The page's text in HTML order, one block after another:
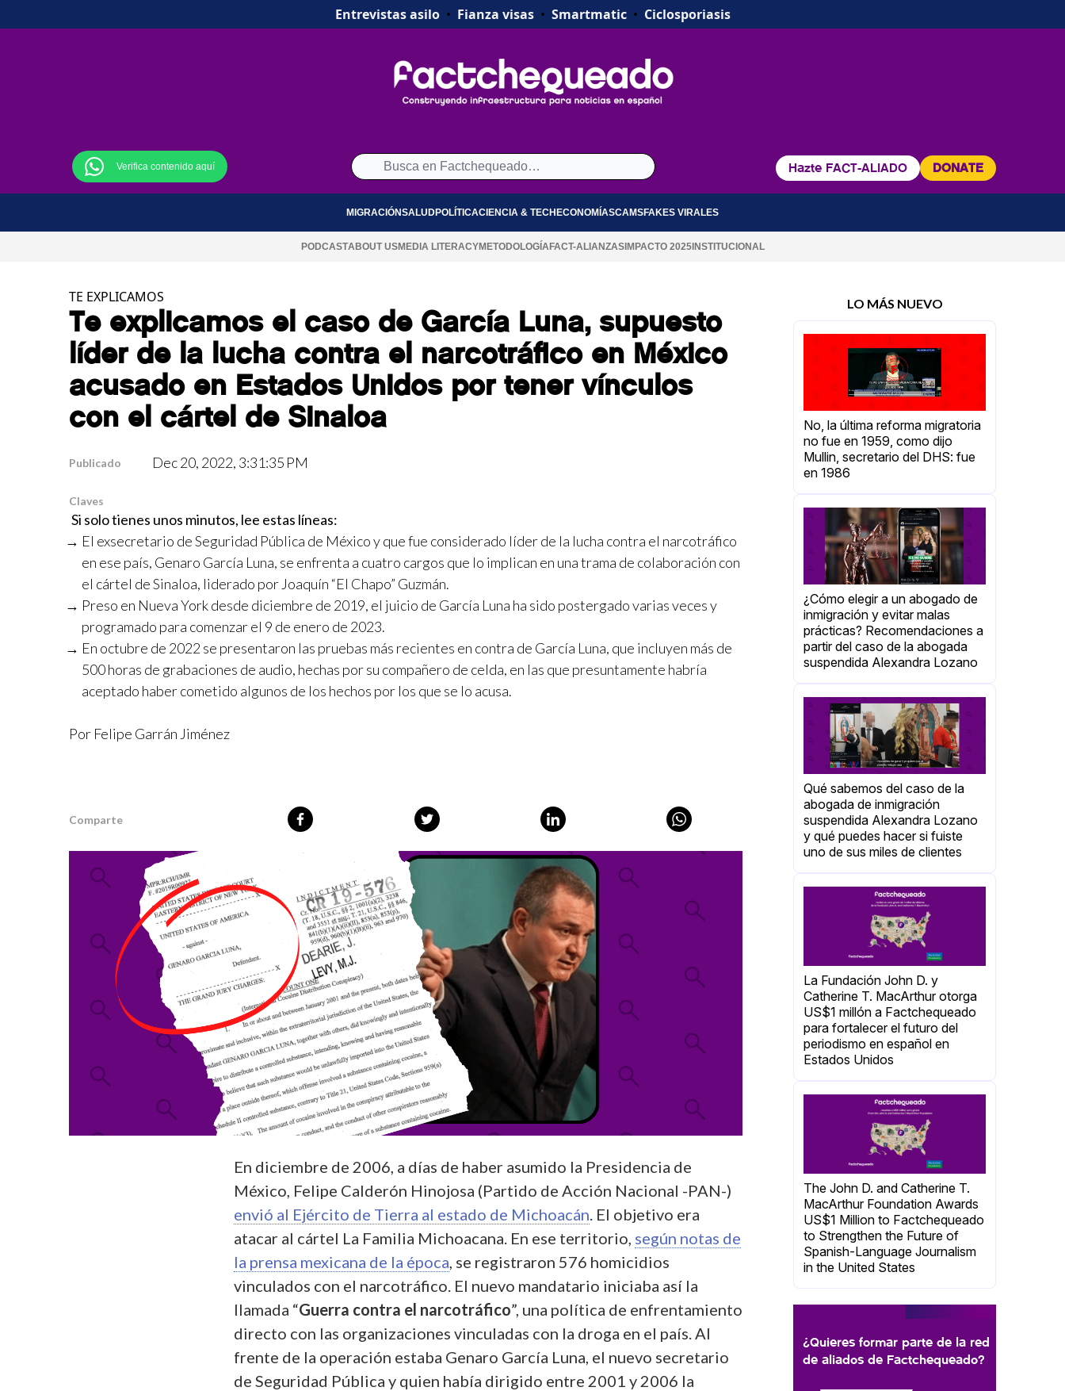
Entrevistas asilo• Fianza visas• Smartmatic• Ciclosporiasis
Verifica contenido aquí Hazte FACT-ALIADO DONATE
MIGRACIÓNSALUDPOLÍTICACIENCIA & TECH ECONOMÍASCAMSFAKES VIRALES
PODCASTABOUT USMEDIA LITERACYMETODOLOGÍA FACT-ALIANZASIMPACTO 2025INSTITUCIONAL
TE EXPLICAMOS
Te explicamos el caso de García Luna, supuesto
líder de la lucha contra el narcotráfico en México
acusado en Estados Unidos por tener vínculos
con el cártel de Sinaloa
Publicado Dec 20, 2022, 3:31:35 PM
Claves
Si solo tienes unos minutos, lee estas líneas:
El exsecretario de Seguridad Pública de México y que fue considerado líder de la lucha contra el narcotráfico
en ese país, Genaro García Luna, se enfrenta a cuatro cargos que lo implican en una trama de colaboración con
el cártel de Sinaloa, liderado por Joaquín “El Chapo” Guzmán.
Preso en Nueva York desde diciembre de 2019, el juicio de García Luna ha sido postergado varias veces y
programado para comenzar el 9 de enero de 2023.
En octubre de 2022 se presentaron las pruebas más recientes en contra de García Luna, que incluyen más de
500 horas de grabaciones de audio, hechas por su compañero de celda, en las que presuntamente habría
aceptado haber cometido algunos de los hechos por los que se lo acusa.
Por Felipe Garrán Jiménez
Comparte
En diciembre de 2006, a días de haber asumido la Presidencia de
México, Felipe Calderón Hinojosa (Partido de Acción Nacional -PAN-)
envió al Ejército de Tierra al estado de Michoacán . El objetivo era
atacar al cártel La Familia Michoacana. En ese territorio, según notas de
la prensa mexicana de la época , se registraron 576 homicidios
vinculados con el narcotráfico. El nuevo mandatario iniciaba así la
llamada “Guerra contra el narcotráfico”, una política de enfrentamiento
directo con las organizaciones vinculadas con la droga en el país. Al
frente de la operación estaba Genaro García Luna, el nuevo secretario
de Seguridad Pública y quien había dirigido entre 2001 y 2006 la
LO MÁS NUEVO
No, la última reforma migratoria
no fue en 1959, como dijo
Mullin, secretario del DHS: fue
en 1986
¿Cómo elegir a un abogado de
inmigración y evitar malas
prácticas? Recomendaciones a
partir del caso de la abogada
suspendida Alexandra Lozano
Qué sabemos del caso de la
abogada de inmigración
suspendida Alexandra Lozano
y qué puedes hacer si fuiste
uno de sus miles de clientes
La Fundación John D. y
Catherine T. MacArthur otorga
US$1 millón a Factchequeado
para fortalecer el futuro del
periodismo en español en
Estados Unidos
The John D. and Catherine T.
MacArthur Foundation Awards
US$1 Million to Factchequeado
to Strengthen the Future of
Spanish-Language Journalism
in the United States
¿Quieres formar parte de la red
de aliados de Factchequeado?